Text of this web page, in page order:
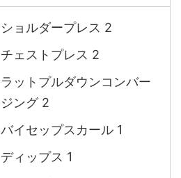
ショルダープレス 2
チェストプレス 2
ラットプルダウンコンバー
ジング 2
バイセップスカール 1
ディップス 1